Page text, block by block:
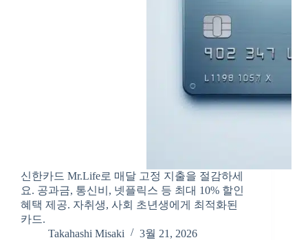
신한카드 Mr.Life로 매달 고정 지출을 절감하세
요. 공과금, 통신비, 넷플릭스 등 최대 10% 할인
혜택 제공. 자취생, 사회 초년생에게 최적화된
카드.
Takahashi Misaki
3월 21, 2026